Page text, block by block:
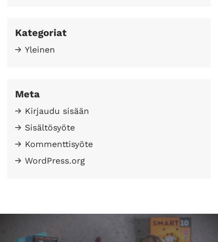
Kategoriat
Yleinen
Meta
Kirjaudu sisään
Sisältösyöte
Kommenttisyöte
WordPress.org